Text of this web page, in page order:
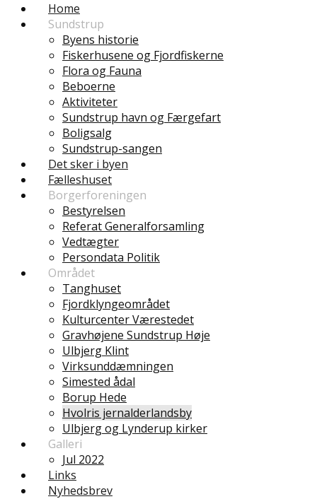
Home
Sundstrup
Byens historie
Fiskerhusene og Fjordfiskerne
Flora og Fauna
Beboerne
Aktiviteter
Sundstrup havn og Færgefart
Boligsalg
Sundstrup-sangen
Det sker i byen
Fælleshuset
Borgerforeningen
Bestyrelsen
Referat Generalforsamling
Vedtægter
Persondata Politik
Området
Tanghuset
Fjordklyngeområdet
Kulturcenter Værestedet
Gravhøjene Sundstrup Høje
Ulbjerg Klint
Virksunddæmningen
Simested ådal
Borup Hede
Hvolris jernalderlandsby
Ulbjerg og Lynderup kirker
Galleri
Jul 2022
Links
Nyhedsbrev